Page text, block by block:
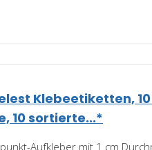
Klebeetiketten,
10 sortierte...*
Aufkleber mit 1 cm